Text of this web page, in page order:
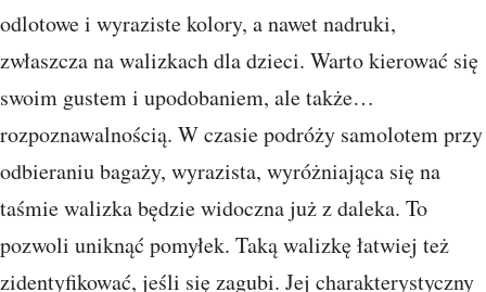
odlotowe i wyraziste kolory, a nawet nadruki,
zwłaszcza na walizkach dla dzieci. Warto kierować się
swoim gustem i upodobaniem, ale także…
rozpoznawalnością. W czasie podróży samolotem przy
odbieraniu bagaży, wyrazista, wyróżniająca się na
taśmie walizka będzie widoczna już z daleka. To
pozwoli uniknąć pomyłek. Taką walizkę łatwiej też
zidentyfikować, jeśli się zagubi. Jej charakterystyczny